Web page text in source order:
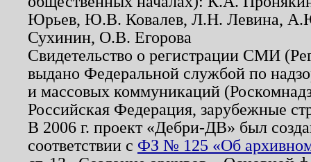
Юрьев, Ю.В. Ковалев, Л.Н. Левина,
Сухинин, О.В. Егорова
Свидетельство о регистрации СМИ
выдано Федеральной службой по
и массовых коммуникаций
Российская Федерация, зарубежные
В 2006 г. проект «Дебри-ДВ» был
соответствии с ФЗ № 125 «Об